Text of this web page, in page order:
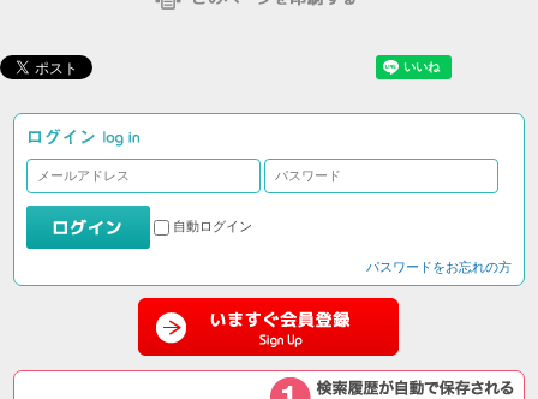
自動ログイン
パスワードをお忘れの方